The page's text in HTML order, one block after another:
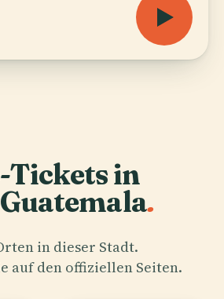
Tickets in
.
in dieser Stadt.
auf den offiziellen Seiten.